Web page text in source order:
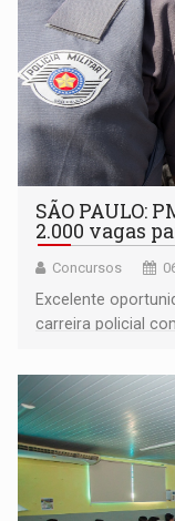
SÃO PAULO:
2.000 vagas
Concursos
Excelente
carreira policial